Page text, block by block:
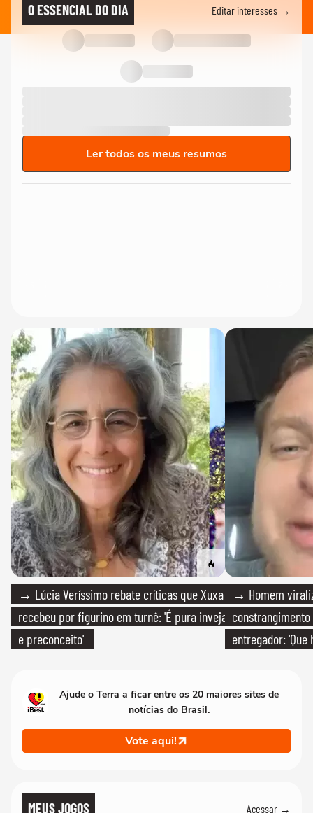
O ESSENCIAL DO DIA Editar interesses →
Ler todos os meus resumos
→ Lúcia Veríssimo rebate críticas que Xuxa
recebeu por figurino em turnê: 'É pura inveja
e preconceito'
→ Homem
entregador: 'Que
Ajude o Terra a ficar entre os 20 maiores sites de
notícias do Brasil.
Vote aqui!
MEUS JOGOS Acessar →